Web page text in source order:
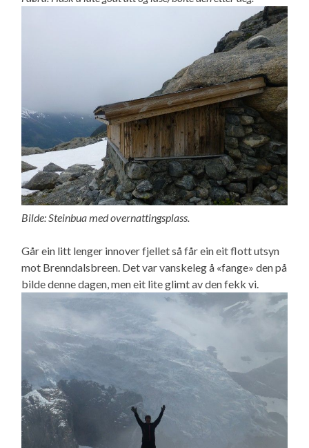
Bilde: Steinbua med overnattingsplass.
Går ein litt lenger innover fjellet så får ein eit flott utsyn
mot Brenndalsbreen. Det var vanskeleg å «fange» den på
bilde denne dagen, men eit lite glimt av den fekk vi.